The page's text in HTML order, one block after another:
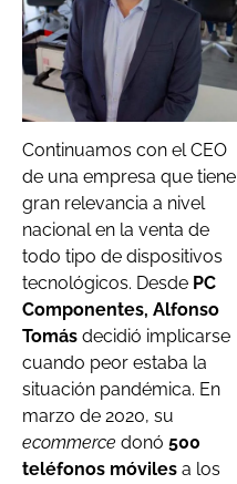
Continuamos con el CEO
de una empresa que tiene
gran relevancia a nivel
nacional en la venta de
todo tipo de dispositivos
tecnológicos. Desde PC
Componentes, Alfonso
Tomás decidió implicarse
cuando peor estaba la
situación pandémica. En
marzo de 2020, su
ecommerce donó 500
teléfonos móviles a los